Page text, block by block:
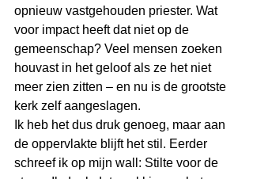
opnieuw vastgehouden priester. Wat
voor impact heeft dat niet op de
gemeenschap? Veel mensen zoeken
houvast in het geloof als ze het niet
meer zien zitten – en nu is de grootste
kerk zelf aangeslagen.
Ik heb het dus druk genoeg, maar aan
de oppervlakte blijft het stil. Eerder
schreef ik op mijn wall: Stilte voor de